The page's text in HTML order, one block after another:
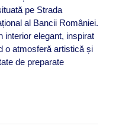
pe Strada
al Bancii României.
interior elegant, inspirat
o atmosferă artistică și
de preparate